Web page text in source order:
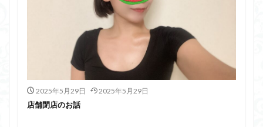
2025年5月29日 2025年5月29日
店舗閉店のお話